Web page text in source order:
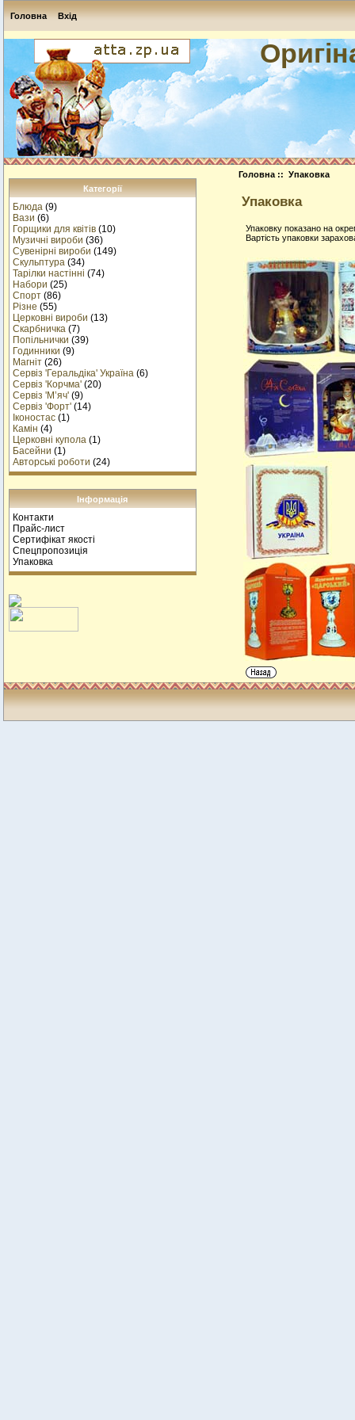
Головна Вхід
Категорії
Блюда (9)
Вази (6)
Горщики для квітів (10)
Музичнi вироби (36)
Сувенірні вироби (149)
Скульптура (34)
Тарілки настінні (74)
Набори (25)
Спорт (86)
Різне (55)
Церковні вироби (13)
Cкарбничка (7)
Попільнички (39)
Годинники (9)
Магніт (26)
Сервіз 'Геральдіка' Україна (6)
Сервіз 'Корчма' (20)
Сервіз 'М’яч' (9)
Сервіз 'Форт' (14)
Іконостас (1)
Камін (4)
Церковні купола (1)
Басейни (1)
Авторські роботи (24)
Інформація
Контакти
Прайс-лист
Сертифікат якості
Спецпропозиція
Упаковка
Головна :: Упаковка
Упаковка
Упаковку показано на
Вартiсть упаковки